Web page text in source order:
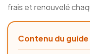
frais et renouvelé
Contenu du guide